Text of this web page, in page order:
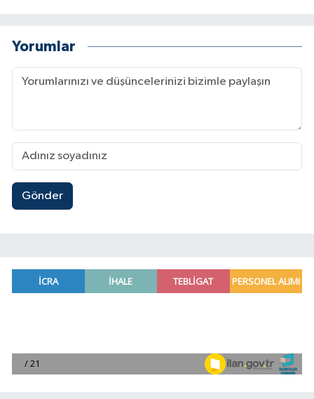
Yorumlar
Gönder
00:39 |
Mersin'de uyuşturucu operasyonunda 190